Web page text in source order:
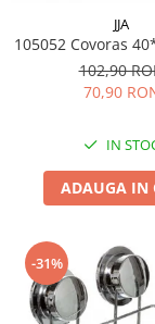
Mop
Pahare si cani
Suport farfurii
Suport vesela
Tacamuri
Tavi
Vase de gatit
JJA
105052
102,90
70,90
IN
ADAUGA IN
-31%